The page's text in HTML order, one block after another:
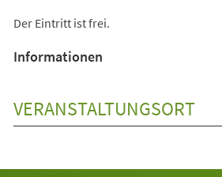
Der Eintritt ist frei.
Informationen
VERANSTALTUNGSORT